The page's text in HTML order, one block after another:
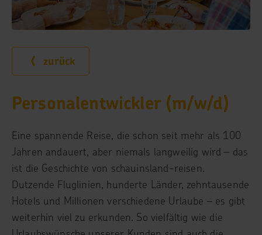
zurück
Personalentwickler (m/w/d)
Eine spannende Reise, die schon seit mehr als 100
Jahren andauert, aber niemals langweilig wird – das
ist die Geschichte von schauinsland-reisen.
Dutzende Fluglinien, hunderte Länder, zehntausende
Hotels und Millionen verschiedene Urlaube – es gibt
weiterhin viel zu erkunden. So vielfältig wie die